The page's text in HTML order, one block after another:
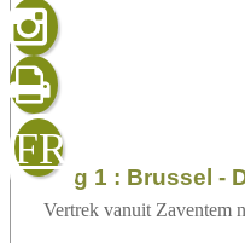
FR
sluiten
dag 1 : Brussel -
Vertrek vanuit Zaventem